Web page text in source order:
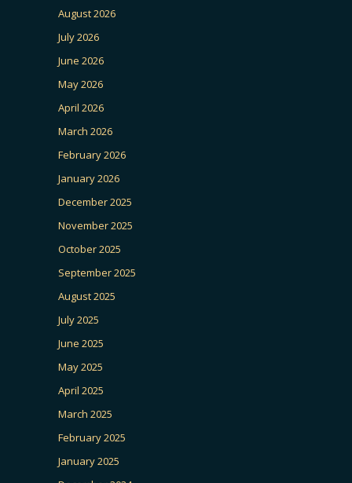
August 2026
July 2026
June 2026
May 2026
April 2026
March 2026
February 2026
January 2026
December 2025
November 2025
October 2025
September 2025
August 2025
July 2025
June 2025
May 2025
April 2025
March 2025
February 2025
January 2025